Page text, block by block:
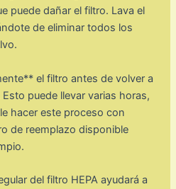
puede dañar el filtro. Lava el
de eliminar todos los
el filtro antes de volver a
puede llevar varias horas,
hacer este proceso con
de reemplazo disponible
del filtro HEPA ayudará a